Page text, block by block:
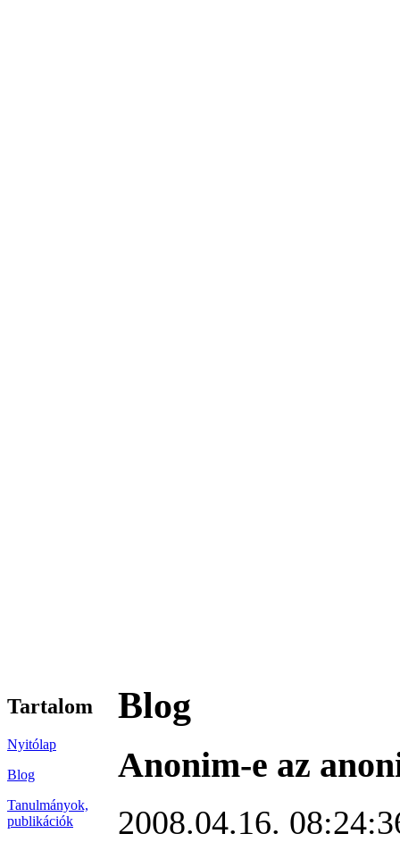
Tartalom
Nyitólap
Blog
Tanulmányok,
publikációk
Blog
Anonim-e az
2008.04.16.